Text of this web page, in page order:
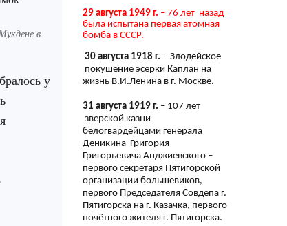
в
у
29 августа 1949 г. – 76 лет назад
была испытана первая атомная
бомба в СССР.
30 августа 1918 г. - Злодейское
покушение эсерки Каплан на
жизнь В.И.Ленина в г. Москве.
31 августа 1919 г. – 107 лет
зверской казни
белогвардейцами генерала
Деникина Григория
Григорьевича Анджиевского –
первого секретаря Пятигорской
организации большевиков,
первого Председателя Совдепа г.
Пятигорска на г. Казачка, первого
почётного жителя г. Пятигорска.